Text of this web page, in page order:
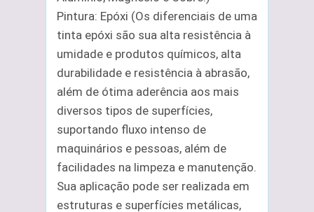
Pintura: Epóxi (Os diferenciais de uma
tinta epóxi são sua alta resistência à
umidade e produtos químicos, alta
durabilidade e resistência à abrasão,
além de ótima aderência aos mais
diversos tipos de superfícies,
suportando fluxo intenso de
maquinários e pessoas, além de
facilidades na limpeza e manutenção.
Sua aplicação pode ser realizada em
estruturas e superfícies metálicas,